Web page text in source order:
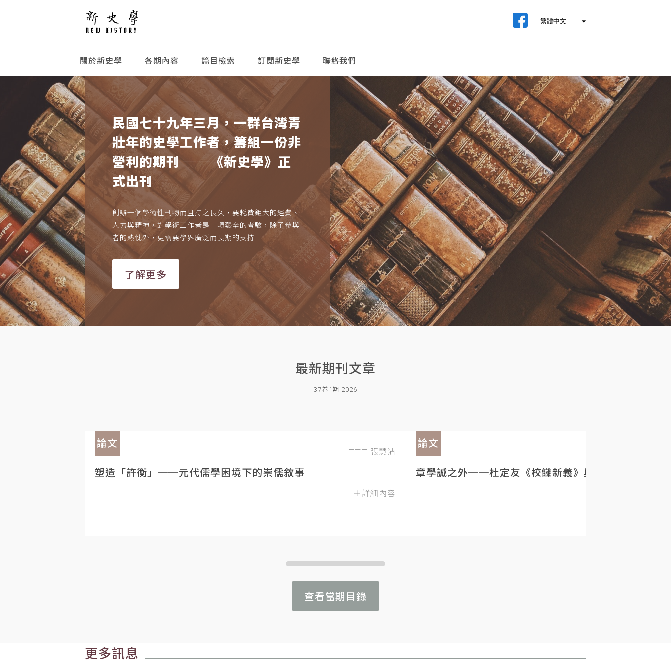
關於新史學 各期內容 篇目檢索 訂閱新史學 聯絡我們
民國七十九年三月，一群台灣青
壯年的史學工作者，籌組一份非
營利的期刊 ──《新史學》正
式出刊
創辦一個學術性刊物而且持之長久，要耗費鉅大的經費、
人力與精神，對學術工作者是一項艱辛的考驗，除了參與
者的熱忱外，更需要學界廣泛而長期的支持
了解更多
最新期刊文章
37卷1期 2026
論文
張慧清
塑造「許衡」──元代儒學困境下的崇儒敘事
＋詳細內容
論文
章學誠之外──杜定友《校讎新義》與民初目錄學的重
查看當期目錄
更多訊息